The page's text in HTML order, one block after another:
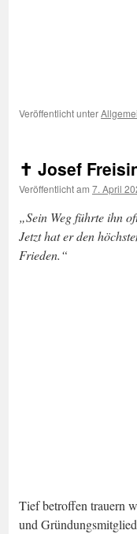
Veröffentlicht unter
✝︎ Josef
Veröffentlicht am 7. April
„Sein Weg führte ihn
Jetzt hat er den
Frieden.“
Tief betroffen trauern
und Gründungsmitglied